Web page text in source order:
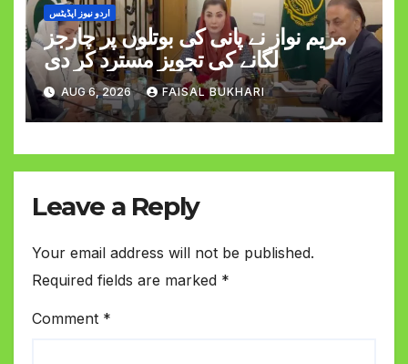
اردو نیوز اپڈیٹس
مریم نواز نے پانی کی بوتلوں پر چارجز
لگانے کی تجویز مسترد کر دی
AUG 6, 2026 FAISAL BUKHARI
Leave a Reply
Your email address will not be published.
Required fields are marked *
Comment *